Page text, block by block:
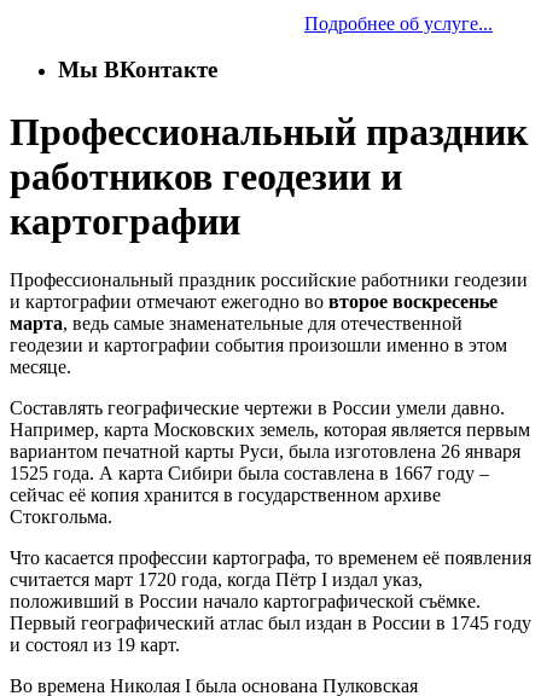
Подробнее об услуге...
Мы ВКонтакте
Профессиональный праздник
работников геодезии и
картографии
Профессиональный праздник российские работники геодезии
и картографии отмечают ежегодно во второе воскресенье
марта, ведь самые знаменательные для отечественной
геодезии и картографии события произошли именно в этом
месяце.
Составлять географические чертежи в России умели давно.
Например, карта Московских земель, которая является первым
вариантом печатной карты Руси, была изготовлена 26 января
1525 года. А карта Сибири была составлена в 1667 году –
сейчас её копия хранится в государственном архиве
Стокгольма.
Что касается профессии картографа, то временем её появления
считается март 1720 года, когда Пётр I издал указ,
положивший в России начало картографической съёмке.
Первый географический атлас был издан в России в 1745 году
и состоял из 19 карт.
Во времена Николая I была основана Пулковская